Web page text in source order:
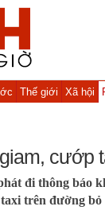
Thế giới Xã hội
cướp
đi thông báo
trên đường